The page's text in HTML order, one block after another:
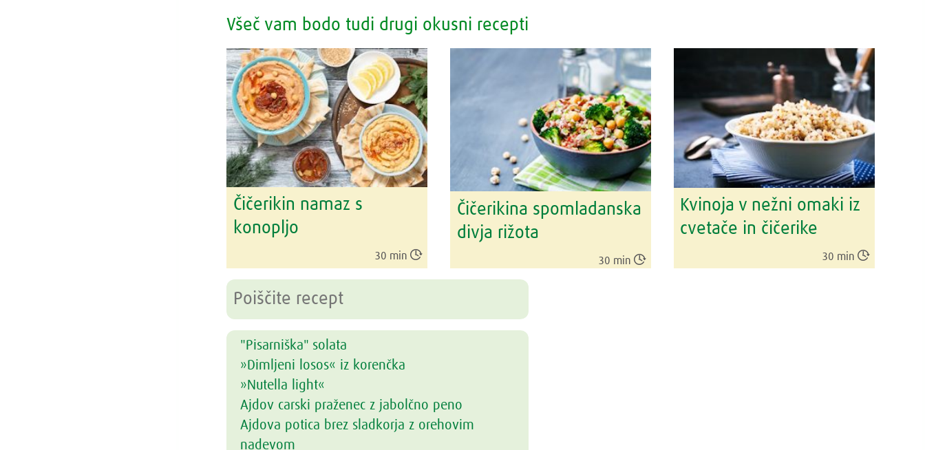
Všeč vam bodo tudi drugi okusni recepti
Čičerikin namaz s
konopljo
30 min
Čičerikina spomladanska
divja rižota
30 min 
Kvinoja v nežni omaki iz
cvetače in čičerike
30 min 
"Pisarniška" solata
»Dimljeni losos« iz korenčka
»Nutella light«
Ajdov carski praženec z jabolčno peno
Ajdova potica brez sladkorja z orehovim
nadevom